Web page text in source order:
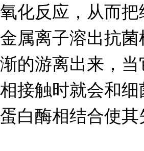
氧化反应，从而把
金属离子溶出抗
渐的游离出来，
相接触时就会和
蛋白酶相结合使其